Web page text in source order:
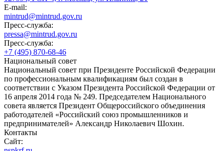
E-mail:
mintrud@mintrud.gov.ru
Пресс-служба:
pressa@mintrud.gov.ru
Пресс-служба:
+7 (495) 870-68-46
Национальный совет
Национальный совет при Президенте Российской Федерации
по профессиональным квалификациям был создан в
соответствии с Указом Президента Российской Федерации от
16 апреля 2014 года № 249. Председателем Национального
совета является Президент Общероссийского объединения
работодателей «Российский союз промышленников и
предпринимателей» Александр Николаевич Шохин.
Контакты
Сайт: